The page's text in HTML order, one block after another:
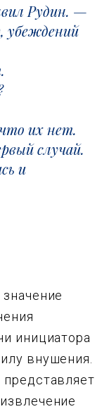
Рудин. —
убеждений
их нет.
случай.
и
инициатора
внушения.